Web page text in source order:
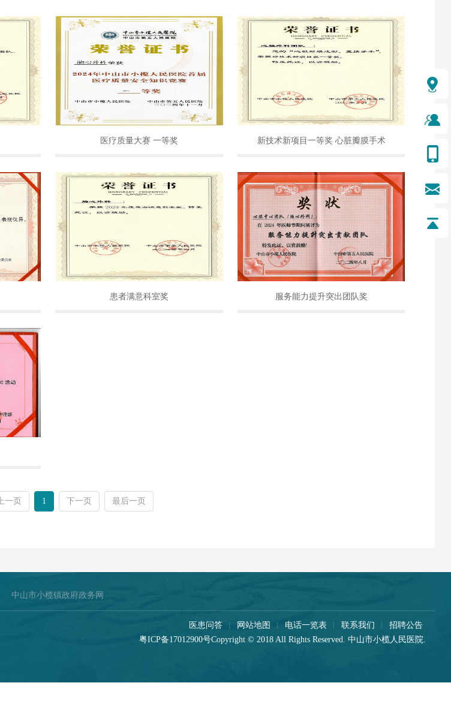
医疗质量大赛 一等奖 新技术新项目一等奖 心脏瓣膜手术
患者满意科室奖 服务能力提升突出团队奖
上一页 1 下一页 最后一页
中山市小榄镇政府政务网
医患问答 网站地图 电话一览表 联系我们
招聘公告
粤ICP备17012900号Copyright © 2018 All Rights Reserved. 中山市小榄人民医院.